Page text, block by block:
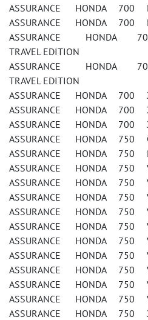
ASSURANCE HONDA 700
ASSURANCE HONDA 700
ASSURANCE HONDA
TRAVEL EDITION
ASSURANCE HONDA
TRAVEL EDITION
ASSURANCE HONDA 700
ASSURANCE HONDA 700
ASSURANCE HONDA 700
ASSURANCE HONDA 750
ASSURANCE HONDA 750
ASSURANCE HONDA 750
ASSURANCE HONDA 750
ASSURANCE HONDA 750 VT
ASSURANCE HONDA 750
ASSURANCE HONDA 750
ASSURANCE HONDA 750 VT
ASSURANCE HONDA 750 VT
ASSURANCE HONDA 750 VT
ASSURANCE HONDA 750
ASSURANCE HONDA 750
ASSURANCE HONDA 750